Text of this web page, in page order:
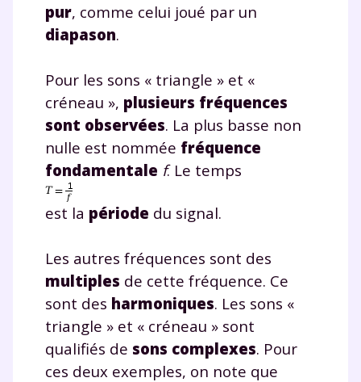
pur, comme celui joué par un
diapason.
Pour les sons « triangle » et «
créneau », plusieurs fréquences
sont observées. La plus basse non
nulle est nommée fréquence
fondamentale f. Le temps
est la période du signal.
Les autres fréquences sont des
multiples de cette fréquence. Ce
sont des harmoniques. Les sons «
triangle » et « créneau » sont
qualifiés de sons complexes. Pour
ces deux exemples, on note que